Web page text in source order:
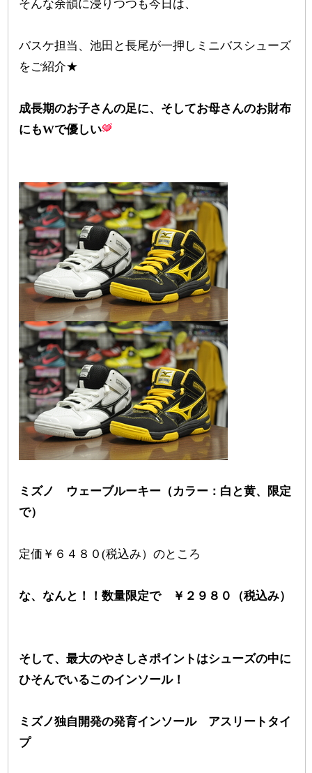
そんな余韻に浸りつつも今日は、
バスケ担当、池田と長尾が一押しミニバスシューズ
をご紹介★
成長期のお子さんの足に、そしてお母さんのお財布
にもWで優しい
ミズノ ウェーブルーキー（カラー：白と黄、限定
で）
定価￥６４８０(税込み）のところ
な、なんと！！数量限定で ￥２９８０（税込み）
そして、最大のやさしさポイントはシューズの中に
ひそんでいるこのインソール！
ミズノ独自開発の発育インソール アスリートタイ
プ